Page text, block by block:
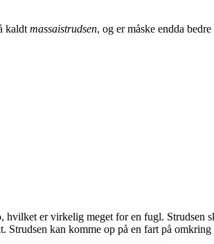
kaldt massaistrudsen, og er måske endda
er virkelig meget for en fugl. Strudsen
kan komme op på en fart på